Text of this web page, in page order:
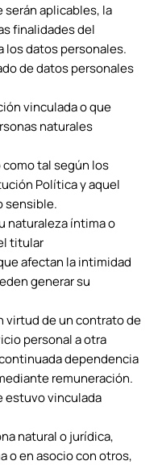
aplicables, la
finalidades del
los datos personales.
de datos personales
vinculada o que
naturales
como tal según los
Política y aquel
sensible.
naturaleza íntima o
titular
afectan la intimidad
generar su
virtud de un contrato de
personal a otra
dependencia
remuneración.
estuvo vinculada
natural o jurídica,
o en asocio con otros,